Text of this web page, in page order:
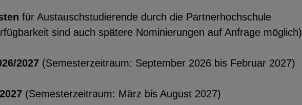
für Austauschstudierende durch die Partnerhochschule
sind auch spätere Nominierungen auf Anfrage möglich)
2027 (Semesterzeitraum: September 2026 bis Februar 2027)
(Semesterzeitraum: März bis August 2027)